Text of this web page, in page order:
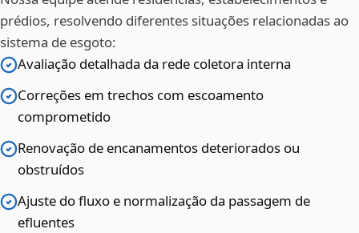
prédios, resolvendo diferentes situações relacionadas ao
sistema de esgoto:
Avaliação detalhada da rede coletora interna
Correções em trechos com escoamento
comprometido
Renovação de encanamentos deteriorados ou
obstruídos
Ajuste do fluxo e normalização da passagem de
efluentes